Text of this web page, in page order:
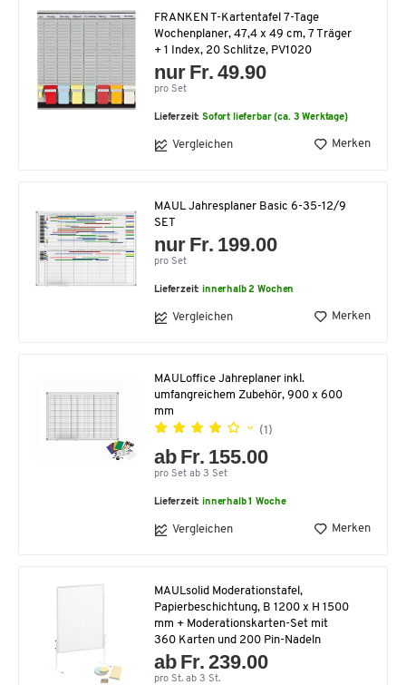
FRANKEN T-Kartentafel 7-Tage
Wochenplaner, 47,4 x 49 cm, 7 Träger
+ 1 Index, 20 Schlitze, PV1020
nur Fr. 49.90
pro Set
Lieferzeit:Sofort lieferbar (ca. 3 Werktage)
Vergleichen Merken
MAUL Jahresplaner Basic 6-35-12/9
SET
nur Fr. 199.00
pro Set
Lieferzeit:innerhalb 2 Wochen
Vergleichen Merken
MAULoffice Jahreplaner inkl.
umfangreichem Zubehör, 900 x 600
mm
(1)
ab Fr. 155.00
pro Set ab 3 Set
Lieferzeit:innerhalb 1 Woche
Vergleichen Merken
MAULsolid Moderationstafel,
Papierbeschichtung, B 1200 x H 1500
mm + Moderationskarten-Set mit
360 Karten und 200 Pin-Nadeln
ab Fr. 239.00
pro St. ab 3 St.